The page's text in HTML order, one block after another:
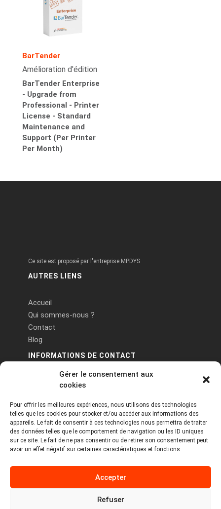
Gérer le consentement aux
cookies
Pour offrir les meilleures expériences, nous utilisons des technologies
telles que les cookies pour stocker et/ou accéder aux informations des
appareils. Le fait de consentir à ces technologies nous permettra de traiter
des données telles que le comportement de navigation ou les ID uniques
sur ce site. Le fait de ne pas consentir ou de retirer son consentement peut
avoir un effet négatif sur certaines caractéristiques et fonctions.
Accepter
Refuser
BarTender
Amélioration d'édition
BarTender Enterprise
- Upgrade from
Professional - Printer
License - Standard
Maintenance and
Support (Per Printer
Per Month)
Ce site est proposé par l'entreprise MPDYS
AUTRES LIENS
Accueil
Qui sommes-nous ?
Contact
Blog
INFORMATIONS DE CONTACT
PA Keneach Ouest - 5 rue de Belle-Île - 56400
contact@logiciels-etiquettes.com
09 71 37 25 93